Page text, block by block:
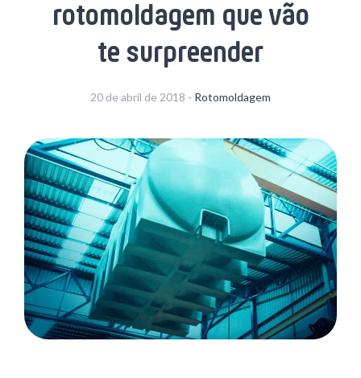
rotomoldagem que vão
te surpreender
20 de abril de 2018 - Rotomoldagem